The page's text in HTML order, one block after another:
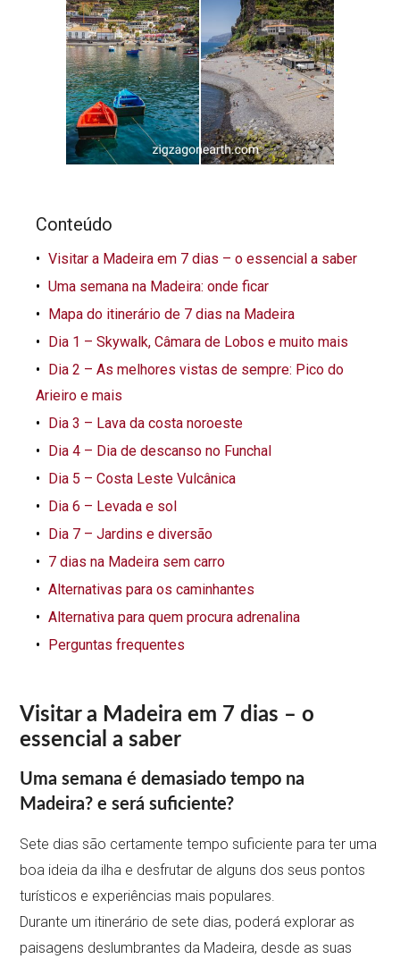
Conteúdo
Visitar a Madeira em 7 dias – o essencial a saber
Uma semana na Madeira: onde ficar
Mapa do itinerário de 7 dias na Madeira
Dia 1 – Skywalk, Câmara de Lobos e muito mais
Dia 2 – As melhores vistas de sempre: Pico do
Arieiro e mais
Dia 3 – Lava da costa noroeste
Dia 4 – Dia de descanso no Funchal
Dia 5 – Costa Leste Vulcânica
Dia 6 – Levada e sol
Dia 7 – Jardins e diversão
7 dias na Madeira sem carro
Alternativas para os caminhantes
Alternativa para quem procura adrenalina
Perguntas frequentes
Visitar a Madeira em 7 dias – o
essencial a saber
Uma semana é demasiado tempo na
Madeira? e será suficiente?
Sete dias são certamente tempo suficiente para ter uma
boa ideia da ilha e desfrutar de alguns dos seus pontos
turísticos e experiências mais populares.
Durante um itinerário de sete dias, poderá explorar as
paisagens deslumbrantes da Madeira, desde as suas